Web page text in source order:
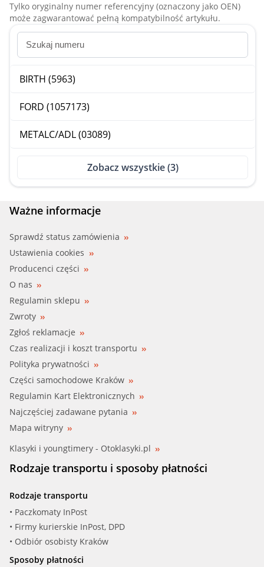
Tylko oryginalny numer referencyjny (oznaczony jako OEN)
może zagwarantować pełną kompatybilność artykułu.
BIRTH (5963)
FORD (1057173)
METALC/ADL (03089)
Zobacz wszystkie (3)
Ważne informacje
Sprawdź status zamówienia
Ustawienia cookies
Producenci części
O nas
Regulamin sklepu
Zwroty
Zgłoś reklamacje
Czas realizacji i koszt transportu
Polityka prywatności
Części samochodowe Kraków
Regulamin Kart Elektronicznych
Najczęściej zadawane pytania
Mapa witryny
Klasyki i youngtimery - Otoklasyki.pl
Rodzaje transportu i sposoby płatności
Rodzaje transportu
• Paczkomaty InPost
• Firmy kurierskie InPost, DPD
• Odbiór osobisty Kraków
Sposoby płatności